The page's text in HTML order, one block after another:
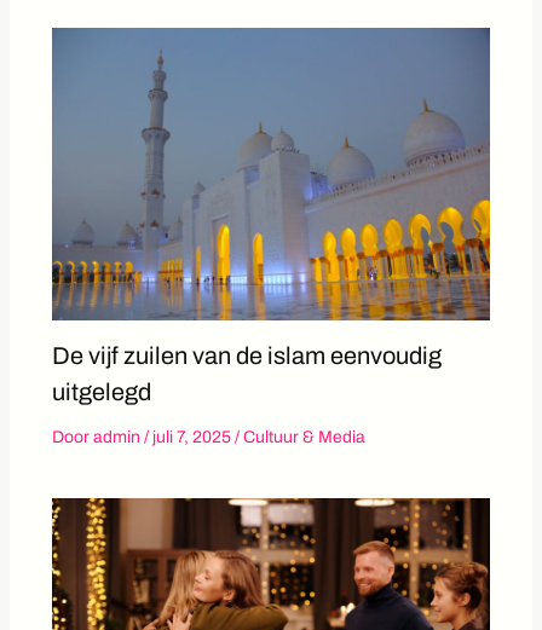
De vijf zuilen van de islam eenvoudig
uitgelegd
Door admin / juli 7, 2025 / Cultuur & Media